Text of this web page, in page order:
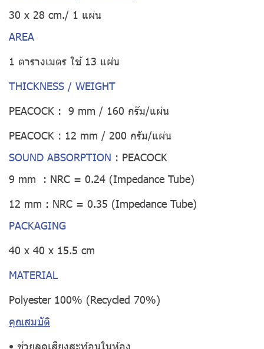
30 x 28 cm./ 1 แผ่น
AREA
1 ตารางเมตร ใช้ 13 แผ่น
THICKNESS / WEIGHT
PEACOCK : 9 mm / 160 กรัม/แผ่น
PEACOCK : 12 mm / 200 กรัม/แผ่น
SOUND ABSORPTION : PEACOCK
9 mm : NRC = 0.24 (Impedance Tube)
12 mm : NRC = 0.35 (Impedance Tube)
PACKAGING
40 x 40 x 15.5 cm
MATERIAL
Polyester 100% (Recycled 70%)
คุณสมบัติ
• ช่วยลดเสียงสะท้อนในห้อง